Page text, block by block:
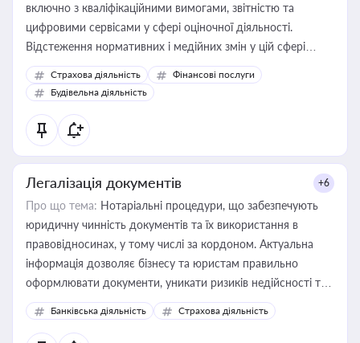
включно з кваліфікаційними вимогами, звітністю та
цифровими сервісами у сфері оціночної діяльності.
Відстеження нормативних і медійних змін у цій сфері
корисне для власника бізнесу, керівника, юриста або
бухгалтера під час оподаткування, приватизації, оренди
державного майна, корпоративних угод і перевірки
статусу суб'єктів оціночної діяльності
Страхова діяльність
Фінансові послуги
Будівельна діяльність
Легалізація документів +6
Про що тема: Нотаріальні процедури, що забезпечують
юридичну чинність документів та їх використання в
правовідносинах, у тому числі за кордоном. Актуальна
інформація дозволяє бізнесу та юристам правильно
оформлювати документи, уникати ризиків недійсності та
забезпечувати їх належне прийняття органами влади та
контрагентами
Банківська діяльність Страхова діяльність